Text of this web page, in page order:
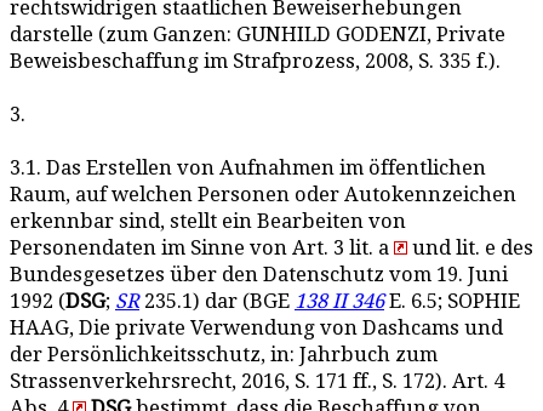
rechtswidrigen staatlichen Beweiserhebungen
darstelle (zum Ganzen: GUNHILD GODENZI, Private
Beweisbeschaffung im Strafprozess, 2008, S. 335 f.).
3.
3.1. Das Erstellen von Aufnahmen im öffentlichen
Raum, auf welchen Personen oder Autokennzeichen
erkennbar sind, stellt ein Bearbeiten von
Personendaten im Sinne von Art. 3 lit. a
und lit. e des
Bundesgesetzes über den Datenschutz vom 19. Juni
1992 (DSG; SR235.1) dar (BGE 138 II 346E. 6.5; SOPHIE
HAAG, Die private Verwendung von Dashcams und
der Persönlichkeitsschutz, in: Jahrbuch zum
Strassenverkehrsrecht, 2016, S. 171 ff., S. 172). Art. 4